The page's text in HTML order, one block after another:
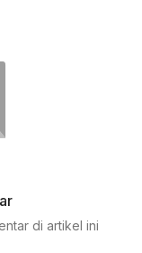
di artikel ini